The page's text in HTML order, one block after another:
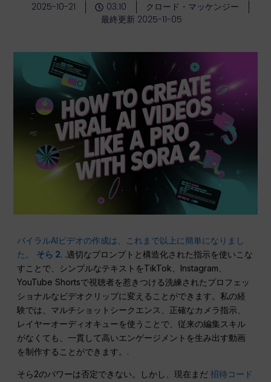
2025-10-21 03:10
クロード・マッケンジー
最終更新 2025-11-05
バイラルAIビデオの作成は、これまで以上に簡単になりまし
た。 そら 2. .適切なプロンプトと構造化された指示を使いこな
すことで、シンプルなテキストをTikTok、Instagram、
YouTube Shortsで視聴者を惹きつける洗練されたプロフェッ
ショナルなビデオクリップに変えることができます。私の経
験では、マルチショットシークエンス、正確なカメラ指示、
レイヤーオーディオキューを使うことで、従来の編集スキル
がなくても、一貫して高いエンゲージメントを生み出す動画
を制作することができます。.
そら2のパワーは否定できない。しかし、現在まだ招待コード